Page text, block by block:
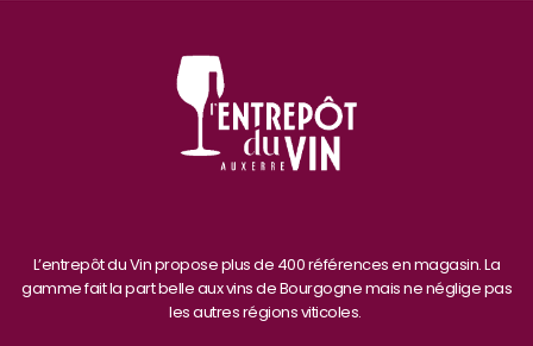
L’entrepôt du Vin propose plus de 400 références en magasin. La
gamme fait la part belle aux vins de Bourgogne mais ne néglige pas
les autres régions viticoles.